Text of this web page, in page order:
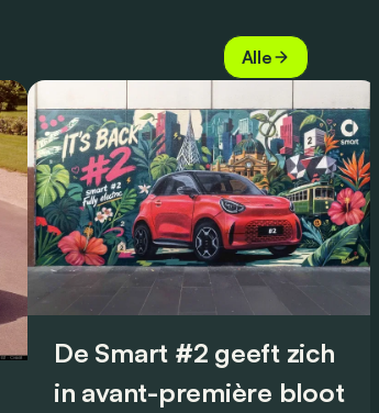
Alle
De Smart #2 geeft zich
in avant-première bloot